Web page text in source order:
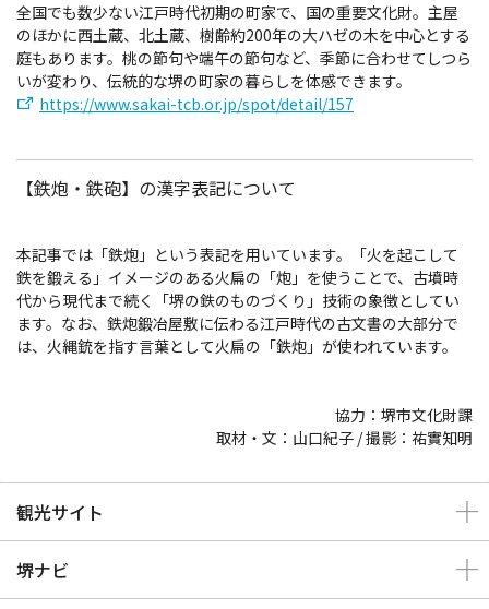
全国でも数少ない江戸時代初期の町家で、国の重要文化財。主屋
のほかに西土蔵、北土蔵、樹齢約200年の大ハゼの木を中心とする
庭もあります。桃の節句や端午の節句など、季節に合わせてしつら
いが変わり、伝統的な堺の町家の暮らしを体感できます。
https://www.sakai-tcb.or.jp/spot/detail/157
【鉄炮・鉄砲】の漢字表記について
本記事では「鉄炮」という表記を用いています。「火を起こして
鉄を鍛える」イメージのある火扁の「炮」を使うことで、古墳時
代から現代まで続く「堺の鉄のものづくり」技術の象徴としてい
ます。なお、鉄炮鍛冶屋敷に伝わる江戸時代の古文書の大部分で
は、火縄銃を指す言葉として火扁の「鉄炮」が使われています。
協力：堺市文化財課
取材・文：山口紀子 / 撮影：祐實知明
観光サイト
堺ナビ